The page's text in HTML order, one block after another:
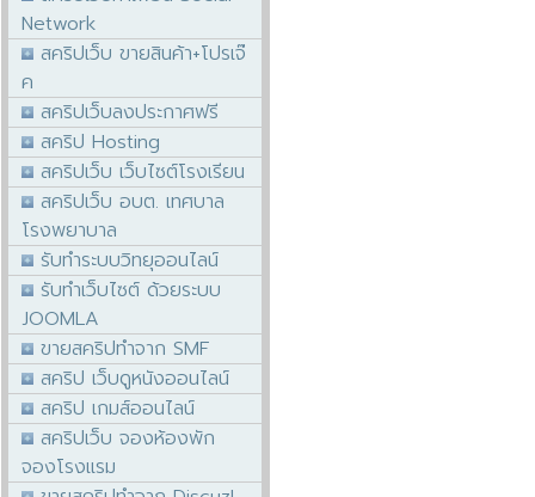
Network
สคริปเว็บ ขายสินค้า+โปรเจ๊
ค
สคริปเว็บลงประกาศฟรี
สคริป Hosting
สคริปเว็บ เว็บไซต์โรงเรียน
สคริปเว็บ อบต. เทศบาล
โรงพยาบาล
รับทำระบบวิทยุออนไลน์
รับทำเว็บไซต์ ด้วยระบบ
JOOMLA
ขายสคริปทำจาก SMF
สคริป เว็บดูหนังออนไลน์
สคริป เกมส์ออนไลน์
สคริปเว็บ จองห้องพัก
จองโรงแรม